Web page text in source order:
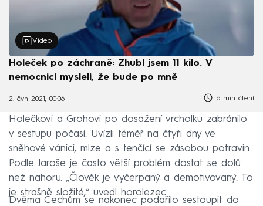
Video
Holeček po záchraně: Zhubl jsem 11 kilo. V
nemocnici mysleli, že bude po mně
2. čvn 2021, 00:06 6 min čtení
Holečkovi a Grohovi po dosažení vrcholku zabránilo
v sestupu počasí. Uvízli téměř na čtyři dny ve
sněhové vánici, mlze a s tenčící se zásobou potravin.
Podle Jaroše je často větší problém dostat se dolů
než nahoru. „Člověk je vyčerpaný a demotivovaný. To
je strašně složité,“ uvedl horolezec.
Dvěma Čechům se nakonec podařilo sestoupit do